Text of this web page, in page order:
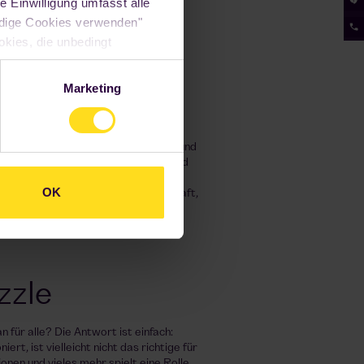
Cookies verwenden"
die unbedingt
für die Zukunft
und die gewählten
Marketing
OK
mentale Funktionen. Die
sondern auch unsere Emotionen und
können unsere grauen Zellen und
Es gibt Indizes in der Wissenschaft,
auf Depressionen und
für alle? Die Antwort ist einfach:
ist vielleicht nicht das richtige für